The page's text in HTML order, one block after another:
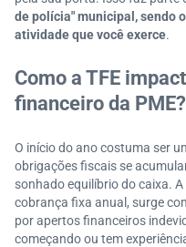
Mantenha a sua
e surpresas!
de polícia" municipal, sendo
atividade que você exerce.
Como a TFE
financeiro da PME?
O início do ano costuma ser
obrigações fiscais se
sonhado equilíbrio do caixa.
cobrança fixa anual, surge
por apertos financeiros
começando ou tem